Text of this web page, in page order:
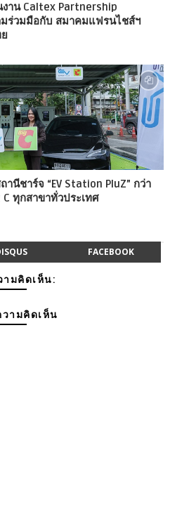
าน Caltex Partnership
ร่วมมือกับ สมาคมแฟรนไชส์ฯ
านีชาร์จ “EV Station PluZ” กว่า
ทุกสาขาทั่วประเทศ
FACEBOOK
ามคิดเห็น:
ามคิดเห็น